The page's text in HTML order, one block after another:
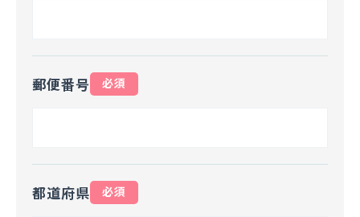
郵便番号 必須
都道府県 必須